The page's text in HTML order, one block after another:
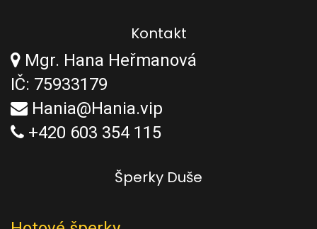
Kontakt
Mgr. Hana Heřmanová
IČ: 75933179
Hania@Hania.vip
+420 603 354 115
Šperky Duše